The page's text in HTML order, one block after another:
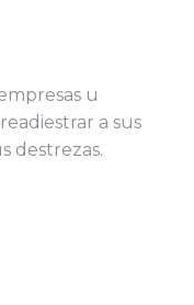
u
a sus
destrezas.